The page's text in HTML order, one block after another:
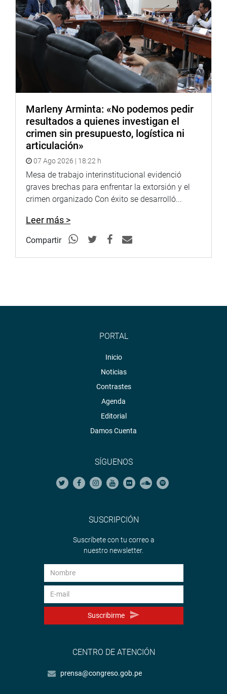
Marleny Arminta: «No podemos pedir
resultados a quienes investigan el
crimen sin presupuesto, logística ni
articulación»
07 Ago 2026 | 18:22 h
Mesa de trabajo interinstitucional evidenció
graves brechas para enfrentar la extorsión y el
crimen organizado Con éxito se desarrolló...
Leer más >
Compartir
PORTAL
Inicio
Noticias
Contrastes
Agenda
Editorial
Damos Cuenta
SÍGUENOS
SUSCRIPCIÓN
Suscríbete con tu correo a
nuestro newsletter.
Suscribirme
CENTRO DE ATENCIÓN
prensa@congreso.gob.pe